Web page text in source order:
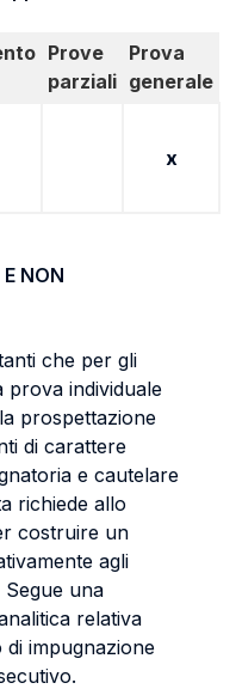
Prove
parziali
Prova
generale
x
NON
che per gli
prova individuale
prospettazione
di carattere
e cautelare
richiede allo
costruire un
agli
una
relativa
impugnazione